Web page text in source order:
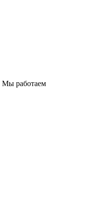
Мы работаем